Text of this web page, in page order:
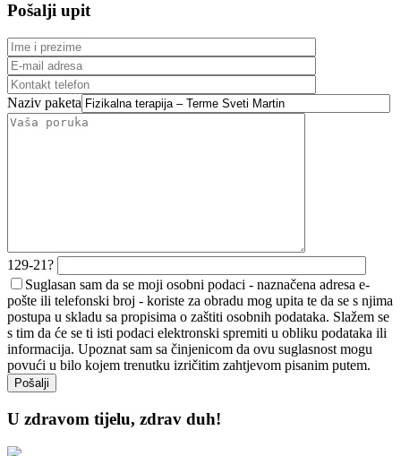
Pošalji upit
Naziv paketa
129-21?
Suglasan sam da se moji osobni podaci - naznačena adresa e-
pošte ili telefonski broj - koriste za obradu mog upita te da se s njima
postupa u skladu sa propisima o zaštiti osobnih podataka. Slažem se
s tim da će se ti isti podaci elektronski spremiti u obliku podataka ili
informacija. Upoznat sam sa činjenicom da ovu suglasnost mogu
povući u bilo kojem trenutku izričitim zahtjevom pisanim putem.
U zdravom tijelu, zdrav duh!